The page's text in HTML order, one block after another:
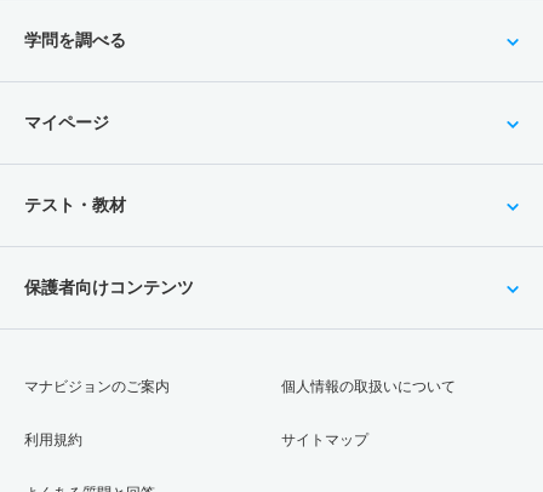
学問を調べる
マイページ
テスト・教材
保護者向けコンテンツ
マナビジョンのご案内
利用規約
個人情報の取扱いについて
サイトマップ